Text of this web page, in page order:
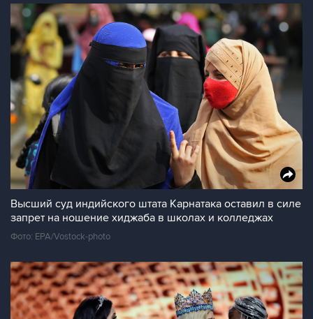
Высший суд индийского штата Карнатака оставил в силе
запрет на ношение хиджаба в школах и колледжах
Фото: EPA/Vostock-photo